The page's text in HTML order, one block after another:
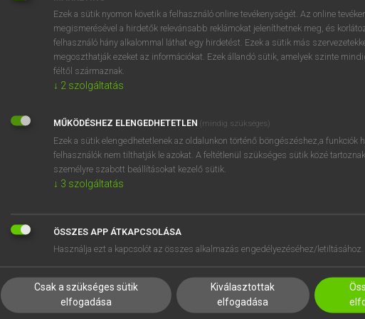
BELÉPÉS
próbaverziójának
regisztrálok és
REGISZTRÁCIÓ
EGYÉNI FELHASZNÁLÓKNAK
TANULÓKNAK
VÁLLALATI MEGOLDÁSOK
SÚGÓ
RÓLUNK
SÜTI BEÁLLÍTÁSOK
Ezek a sütik nyomon követik a felhasználó online tevékenységét. Az online
megismerésével a hirdetők relevánsabb reklámokat jeleníthetnek meg, és
felhasználó hány alkalommal láthat egy hirdetést. Ezek a sütik más
megoszthatják ezeket az információkat. Ezek állandó sütik, amelyek szinte
féltől származnak.
↓ 2 szolgáltatás
MŰKÖDÉSHEZ ELENGEDHETETLEN (mindig szükséges)
Ezek a sütik elengedhetetlenek az oldalunkon történő böngészéshez,a funkciók
felhasználók nem tilthatják le azokat. A feltétlenül szükséges sütik közé
személyre szabott beállításokat kezelő sütik.
↓ 3 szolgáltatás
ÖSSZES APP ÁTKAPCSOLÁSA
Használja ezt a kapcsolót az összes alkalmazás engedélyezéséhez/letiltásához.
Csak a szükséges sütik
elfogadása
Kiválasztottak
elfogadása